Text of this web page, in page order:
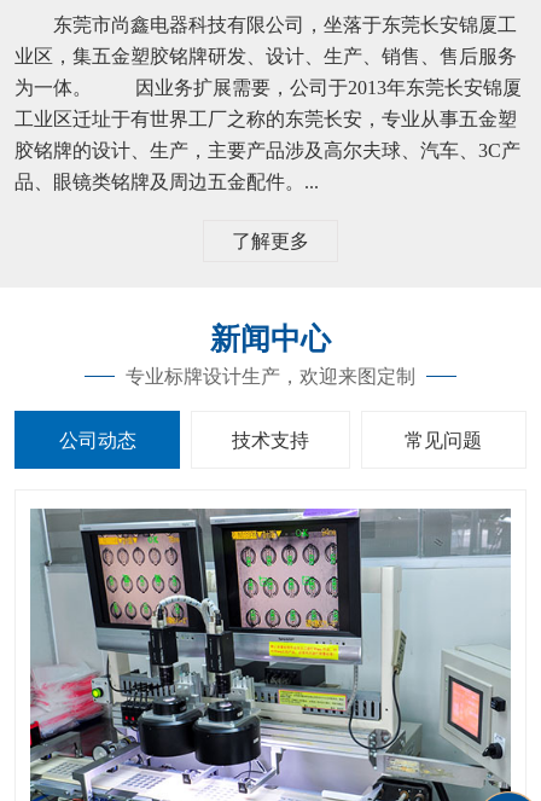
东莞市尚鑫电器科技有限公司，坐落于东莞长安锦厦工
业区，集五金塑胶铭牌研发、设计、生产、销售、售后服务
为一体。 因业务扩展需要，公司于2013年东莞长安锦厦
工业区迁址于有世界工厂之称的东莞长安，专业从事五金塑
胶铭牌的设计、生产，主要产品涉及高尔夫球、汽车、3C产
品、眼镜类铭牌及周边五金配件。...
了解更多
新闻中心
专业标牌设计生产，欢迎来图定制
公司动态 技术支持 常见问题